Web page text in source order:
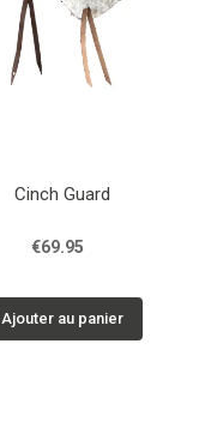
Cinch Guard
€69.95
Ajouter au panier